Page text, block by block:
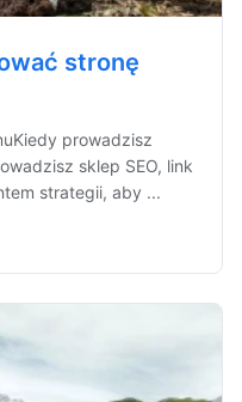
stronę
prowadzisz
sklep SEO, link
strategii, aby ...